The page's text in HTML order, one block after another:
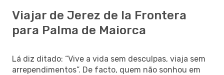
Viajar de Jerez de la Frontera
para Palma de Maiorca
Lá diz ditado: “Vive a vida sem desculpas, viaja sem
arrependimentos”. De facto, quem não sonhou em